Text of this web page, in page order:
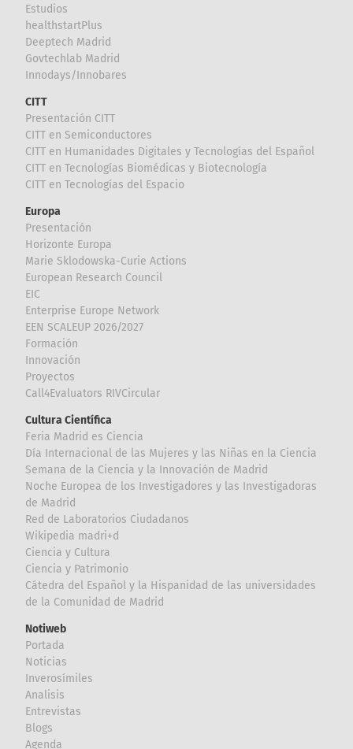
Estudios
healthstartPlus
Deeptech Madrid
Govtechlab Madrid
Innodays/Innobares
CITT
Presentación CITT
CITT en Semiconductores
CITT en Humanidades Digitales y Tecnologías del Español
CITT en Tecnologías Biomédicas y Biotecnología
CITT en Tecnologías del Espacio
Europa
Presentación
Horizonte Europa
Marie Sklodowska-Curie Actions
European Research Council
EIC
Enterprise Europe Network
EEN SCALEUP 2026/2027
Formación
Innovación
Proyectos
Call4Evaluators RIVCircular
Cultura Científica
Feria Madrid es Ciencia
Día Internacional de las Mujeres y las Niñas en la Ciencia
Semana de la Ciencia y la Innovación de Madrid
Noche Europea de los Investigadores y las Investigadoras
de Madrid
Red de Laboratorios Ciudadanos
Wikipedia madri+d
Ciencia y Cultura
Ciencia y Patrimonio
Cátedra del Español y la Hispanidad de las universidades
de la Comunidad de Madrid
Notiweb
Portada
Noticias
Inverosímiles
Analisis
Entrevistas
Blogs
Agenda